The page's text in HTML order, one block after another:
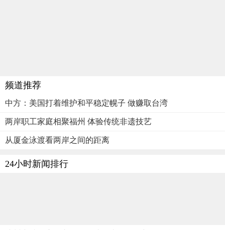
频道推荐
中方：美国打着维护和平稳定幌子 做赚取台湾
两岸职工家庭相聚福州 体验传统非遗技艺
从厦金泳渡看两岸之间的距离
24小时新闻排行